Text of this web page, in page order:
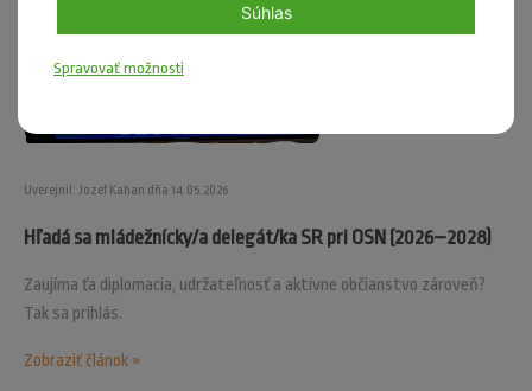
Uverejnil: Jozef Kahan dňa 14.05.2026
Hľadá sa mládežnícky/a delegát/ka SR pri OSN (2026–2028)
Zaujíma ťa diplomacia, udržateľnosť a aktívne občianstvo zároveň?
Tak sa prihlás.
Zobraziť článok »
Súhlas
Spravovať možnosti